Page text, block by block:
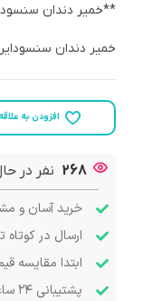
**خمیر دندان
خمیر دندان
افزودن به
268 نفر در
خرید آسان و
ارسال در
ابتدا مقایسه
پشتیبانی ۲۴ ساعته